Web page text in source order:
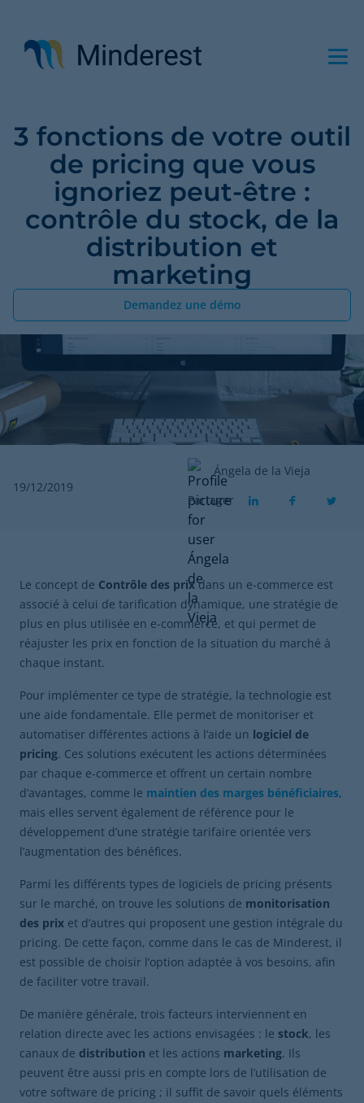
contenu
principal
3 fonctions de votre outil
de pricing que vous
ignoriez peut-être :
contrôle du stock, de la
distribution et
marketing
Demandez une démo
19/12/2019
Ángela de la Vieja
Partager
Le concept de Contrôle des prixdans un e-commerce est
associé à celui de tarification dynamique, une stratégie de
plus en plus utilisée en e-commerce, et qui permet de
réajuster les prix en fonction de la situation du marché à
chaque instant.
Pour implémenter ce type de stratégie, la technologie est
une aide fondamentale. Elle permet de monitoriser et
automatiser différentes actions à l’aide un logiciel de
pricing. Ces solutions exécutent les actions déterminées
par chaque e-commerce et offrent un certain nombre
d’avantages, comme le maintien des marges bénéficiaires,
mais elles servent également de référence pour le
développement d’une stratégie tarifaire orientée vers
l’augmentation des bénéfices.
Parmi les différents types de logiciels de pricing présents
sur le marché, on trouve les solutions de monitorisation
des prix et d’autres qui proposent une gestion intégrale du
pricing. De cette façon, comme dans le cas de Minderest, il
est possible de choisir l’option adaptée à vos besoins, afin
de faciliter votre travail.
De manière générale, trois facteurs interviennent en
relation directe avec les actions envisagées : le stock, les
canaux de distribution et les actions marketing. Ils
peuvent être aussi pris en compte lors de l’utilisation de
votre software de pricing ; il suffit de savoir quels éléments